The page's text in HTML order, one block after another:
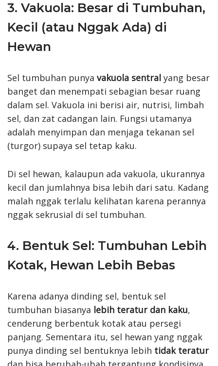
3. Vakuola: Besar di Tumbuhan,
Kecil (atau Nggak Ada) di
Hewan
Sel tumbuhan punya vakuola sentral yang besar
banget dan menempati sebagian besar ruang
dalam sel. Vakuola ini berisi air, nutrisi, limbah
sel, dan zat cadangan lain. Fungsi utamanya
adalah menyimpan dan menjaga tekanan sel
(turgor) supaya sel tetap kaku.
Di sel hewan, kalaupun ada vakuola, ukurannya
kecil dan jumlahnya bisa lebih dari satu. Kadang
malah nggak terlalu kelihatan karena perannya
nggak sekrusial di sel tumbuhan.
4. Bentuk Sel: Tumbuhan Lebih
Kotak, Hewan Lebih Bebas
Karena adanya dinding sel, bentuk sel
tumbuhan biasanya lebih teratur dan kaku,
cenderung berbentuk kotak atau persegi
panjang. Sementara itu, sel hewan yang nggak
punya dinding sel bentuknya lebih tidak teratur